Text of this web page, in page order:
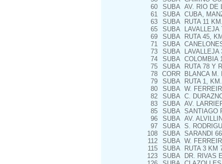
60
SUBA AV. RIO DE
61
SUBA CUBA,
63
SUBA RUTA 11
65
SUBA LAVALLEJA
69
SUBA RUTA 45,
71
SUBA
73
SUBA LAVALLEJA
74
SUBA COLOMBIA
75
SUBA RUTA 78 Y
78 CORR BLANCA M.
79
SUBA RUTA 1,
80
SUBA W.
82
SUBA C.
83
SUBA AV.
85
SUBA SANTIAGO
96
SUBA AV.
97
SUBA S.
108
SUBA SARANDI
112
SUBA W.
115
SUBA RUTA 3 KM
123
SUBA DR. RIVAS